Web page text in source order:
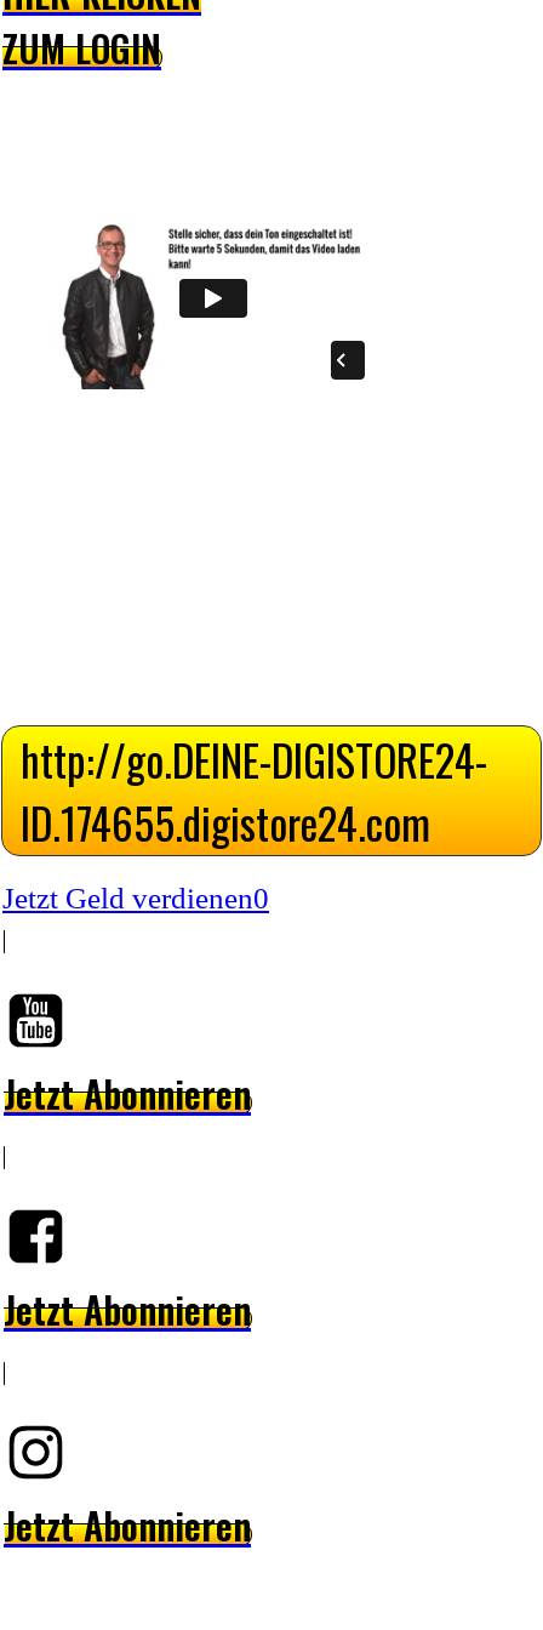
ZUM LOGIN
http://go.DEINE-DIGISTORE24-
ID.174655.digistore24.com
Jetzt Geld verdienen0
Jetzt Abonnieren
Jetzt Abonnieren
Jetzt Abonnieren